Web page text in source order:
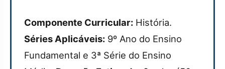
Componente Curricular: História.
Séries Aplicáveis: 9º Ano do Ensino
Fundamental e 3ª Série do Ensino